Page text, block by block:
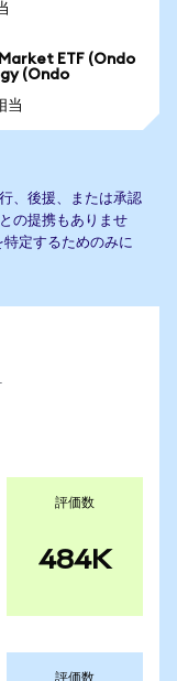
ETF (Ondo
(Ondo
当
、後援、または承認
の提携もありませ
定するためのみに
評価数
484K
評価数